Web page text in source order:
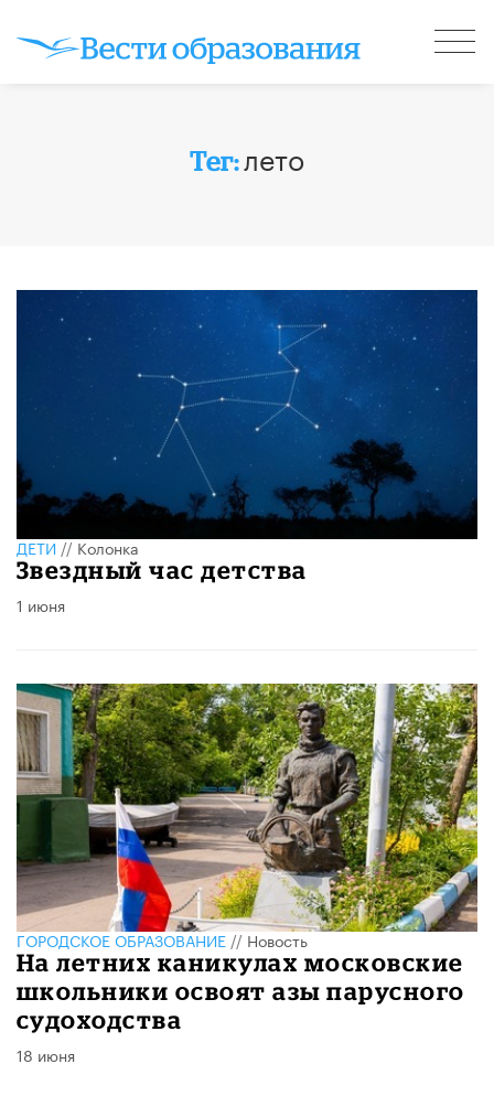
Тег:лето
ДЕТИ//Колонка
Звездный час детства
1 июня
ГОРОДСКОЕ ОБРАЗОВАНИЕ // Новость
На летних каникулах московские
школьники освоят азы парусного
судоходства
18 июня